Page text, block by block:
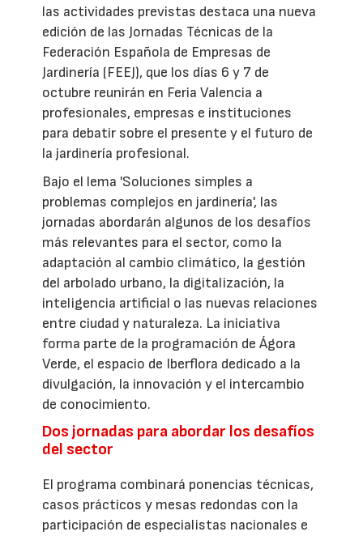
las actividades previstas destaca una nueva
edición de las Jornadas Técnicas de la
Federación Española de Empresas de
Jardinería (FEEJ), que los días 6 y 7 de
octubre reunirán en Feria Valencia a
profesionales, empresas e instituciones
para debatir sobre el presente y el futuro de
la jardinería profesional.
Bajo el lema 'Soluciones simples a
problemas complejos en jardinería', las
jornadas abordarán algunos de los desafíos
más relevantes para el sector, como la
adaptación al cambio climático, la gestión
del arbolado urbano, la digitalización, la
inteligencia artificial o las nuevas relaciones
entre ciudad y naturaleza. La iniciativa
forma parte de la programación de Ágora
Verde, el espacio de Iberflora dedicado a la
divulgación, la innovación y el intercambio
de conocimiento.
Dos jornadas para abordar los desafíos
del sector
El programa combinará ponencias técnicas,
casos prácticos y mesas redondas con la
participación de especialistas nacionales e